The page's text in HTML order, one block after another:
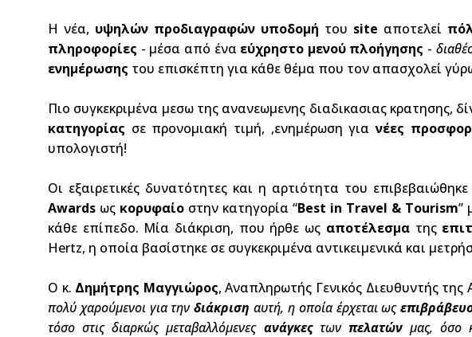
Η νέα, υψηλών προδιαγραφών υποδομή του site αποτελεί
πληροφορίες - μέσα από ένα εύχρηστο μενού πλοήγησης -
ενημέρωσης του επισκέπτη για κάθε θέμα που τον απασχολεί
Πιο συγκεκριμένα μεσω της ανανεωμενης διαδικασιας κρατησης,
κατηγορίας σε προνομιακή τιμή, ,ενημέρωση γιανέες
υπολογιστή!
Οι εξαιρετικές δυνατότητες και η αρτιότητα του
Awards ως κορυφαίο στην κατηγορία “Best in Travel & Tourism”
κάθε επίπεδο. Μία διάκριση, που ήρθε ως αποτέλεσματης
Ηertz, η οποία βασίστηκε σε συγκεκριμένα αντικειμενικά και
Ο κ. Δημήτρης Μαγγιώρος, Αναπληρωτής Γενικός Διευθυντής
πολύ χαρούμενοι για τηνδιάκριση αυτή, η οποία έρχεται ως
τόσο στις διαρκώς μεταβαλλόμενες ανάγκες τωνπελατώνμας, όσο